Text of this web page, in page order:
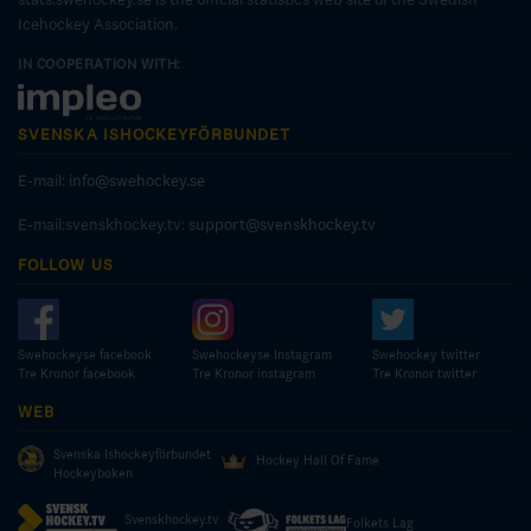
Icehockey Association.
IN COOPERATION WITH:
SVENSKA ISHOCKEYFÖRBUNDET
E-mail: info@swehockey.se
E-mail:svenskhockey.tv: support@svenskhockey.tv
FOLLOW US
Swehockeyse facebook
Tre Kronor facebook
Swehockeyse Instagram
Tre Kronor instagram
Swehockey twitter
Tre Kronor twitter
WEB
Svenska Ishockeyförbundet
Hockeyboken
Hockey Hall Of Fame
Svenskhockey.tv Folkets Lag